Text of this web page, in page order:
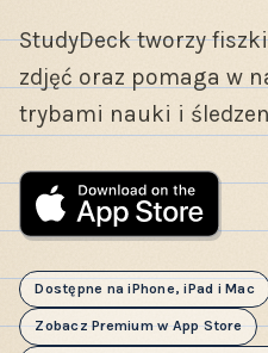
StudyDeck tworzy
zdjęć oraz pomaga w
trybami nauki i
Dostępne na iPhone, iPad i Mac
Zobacz Premium w App Store